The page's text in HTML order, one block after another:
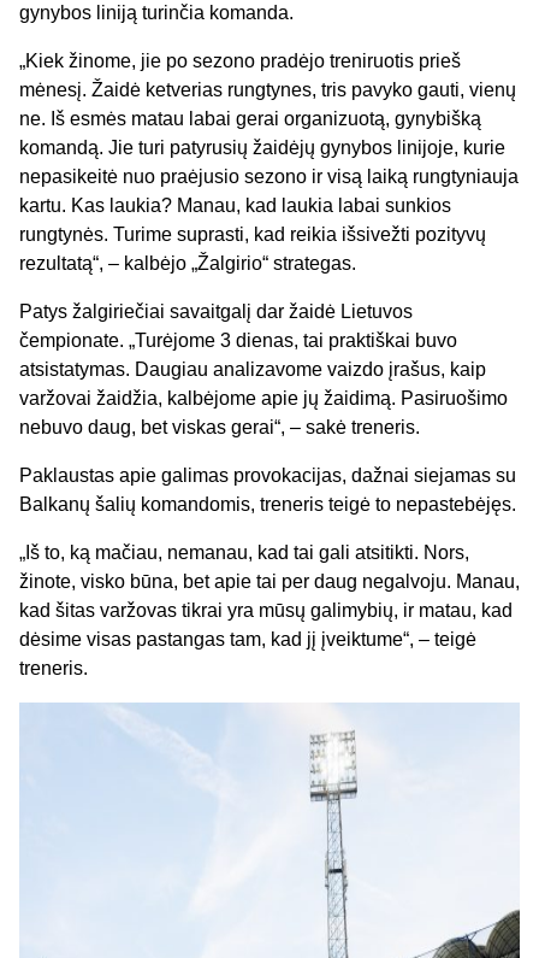
gynybos liniją turinčia komanda.
„Kiek žinome, jie po sezono pradėjo treniruotis prieš
mėnesį. Žaidė ketverias rungtynes, tris pavyko gauti, vienų
ne. Iš esmės matau labai gerai organizuotą, gynybišką
komandą. Jie turi patyrusių žaidėjų gynybos linijoje, kurie
nepasikeitė nuo praėjusio sezono ir visą laiką rungtyniauja
kartu. Kas laukia? Manau, kad laukia labai sunkios
rungtynės. Turime suprasti, kad reikia išsivežti pozityvų
rezultatą“, – kalbėjo „Žalgirio“ strategas.
Patys žalgiriečiai savaitgalį dar žaidė Lietuvos
čempionate. „Turėjome 3 dienas, tai praktiškai buvo
atsistatymas. Daugiau analizavome vaizdo įrašus, kaip
varžovai žaidžia, kalbėjome apie jų žaidimą. Pasiruošimo
nebuvo daug, bet viskas gerai“, – sakė treneris.
Paklaustas apie galimas provokacijas, dažnai siejamas su
Balkanų šalių komandomis, treneris teigė to nepastebėjęs.
„Iš to, ką mačiau, nemanau, kad tai gali atsitikti. Nors,
žinote, visko būna, bet apie tai per daug negalvoju. Manau,
kad šitas varžovas tikrai yra mūsų galimybių, ir matau, kad
dėsime visas pastangas tam, kad jį įveiktume“, – teigė
treneris.